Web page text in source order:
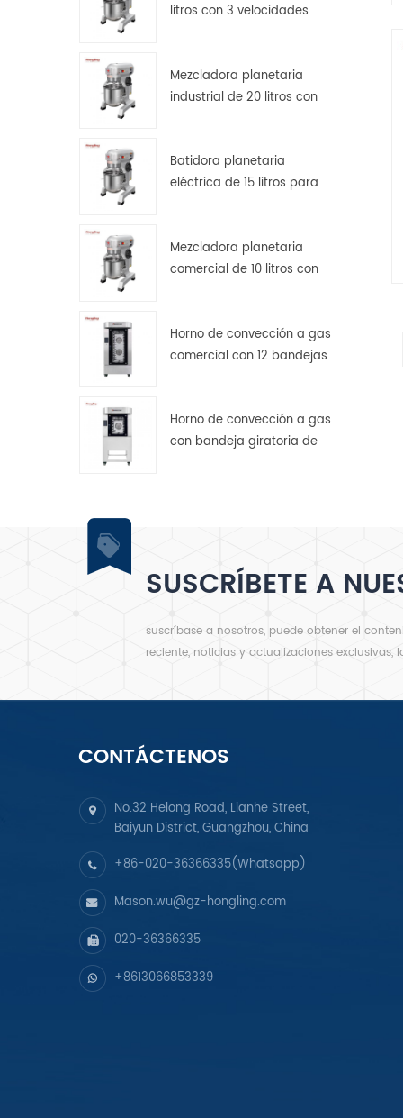
litros con 3 velocidades
Mezcladora planetaria
industrial de 20 litros con
Batidora planetaria
eléctrica de 15 litros para
Mezcladora planetaria
comercial de 10 litros con
Horno de convección a gas
comercial con 12 bandejas
Horno de convección a gas
con bandeja giratoria de
SUSCRÍBETE A
suscríbase a nosotros, puede obtener el
reciente, noticias y actualizaciones exclusivas,
CONTÁCTENOS
No.32 Helong Road, Lianhe Street,
Baiyun District, Guangzhou, China
+86-020-36366335(Whatsapp)
Mason.wu@gz-hongling.com
020-36366335
+8613066853339